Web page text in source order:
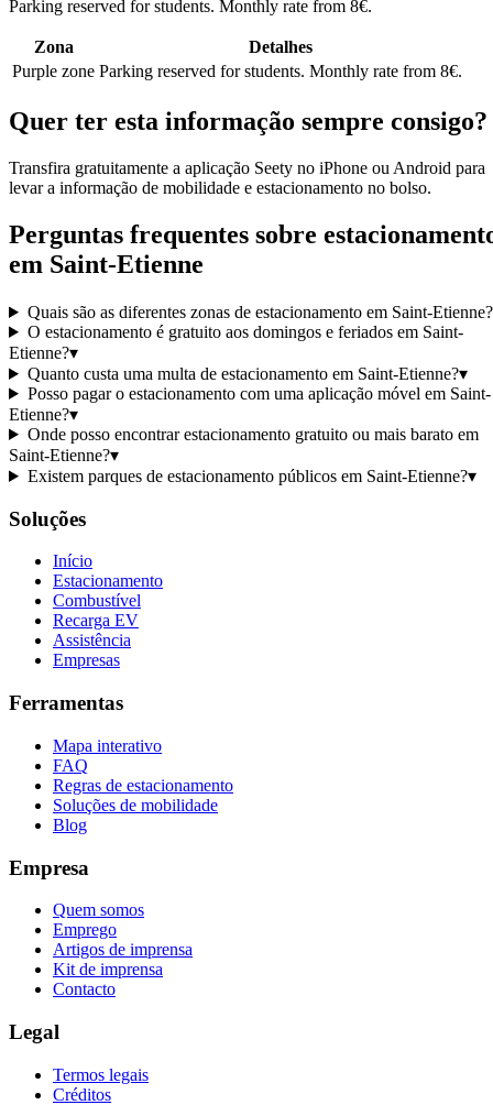
Parking reserved for students. Monthly rate from 8€.
Zona
Detalhes
Purple zone Parking reserved for students. Monthly rate from 8€.
Quer ter esta informação sempre consigo?
Transfira gratuitamente a aplicação Seety no iPhone ou Android para
levar a informação de mobilidade e estacionamento no bolso.
Perguntas frequentes sobre
em Saint-Etienne
Quais são as diferentes zonas de estacionamento em Saint-Etienne?
O estacionamento é gratuito aos domingos e feriados em Saint-
Etienne?▾
Quanto custa uma multa de estacionamento em Saint-Etienne?▾
Posso pagar o estacionamento com uma aplicação móvel em Saint-
Etienne?▾
Onde posso encontrar estacionamento gratuito ou mais barato em
Saint-Etienne?▾
Existem parques de estacionamento públicos em Saint-Etienne?▾
Soluções
Início
Estacionamento
Combustível
Recarga EV
Assistência
Empresas
Ferramentas
Mapa interativo
FAQ
Regras de estacionamento
Soluções de mobilidade
Blog
Empresa
Quem somos
Emprego
Artigos de imprensa
Kit de imprensa
Contacto
Legal
Termos legais
Créditos